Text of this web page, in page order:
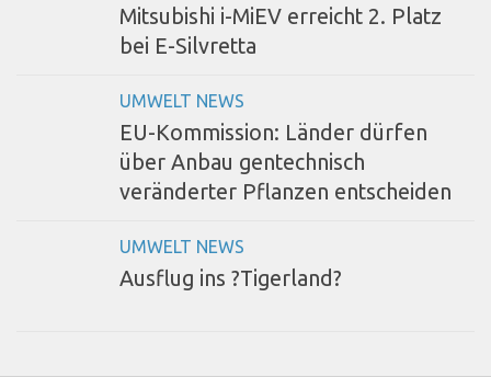
Mitsubishi i-MiEV erreicht 2. Platz
bei E-Silvretta
UMWELT NEWS
EU-Kommission: Länder dürfen
über Anbau gentechnisch
veränderter Pflanzen entscheiden
UMWELT NEWS
Ausflug ins ?Tigerland?